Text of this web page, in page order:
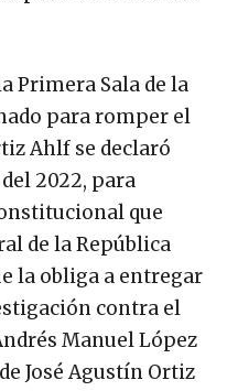
Sala de la
para romper el
Ahlf se declaró
2022, para
que
de la República
la obliga a entregar
contra el
Manuel López
José Agustín Ortiz